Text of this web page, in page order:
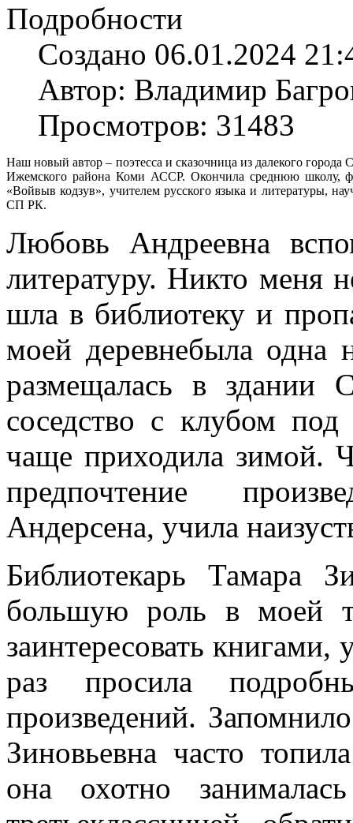
Подробности
Создано 06.01.2024
Автор: Владимир
Просмотров: 31483
Наш новый автор – поэтесса и сказочница из далекого
Ижемского района Коми АССР. Окончила среднюю школу,
«Войвыв кодзув», учителем русского языка и литературы,
СП РК.
Любовь Андреевна
литературу. Никто меня
шла в библиотеку и
моей деревнебыла одна
размещалась в здании
соседство с клубом
чаще приходила зимой.
предпочтение
Андерсена, учила
Библиотекарь Тамара
большую роль в моей
заинтересовать
раз просила
произведений.
Зиновьевна часто
она охотно